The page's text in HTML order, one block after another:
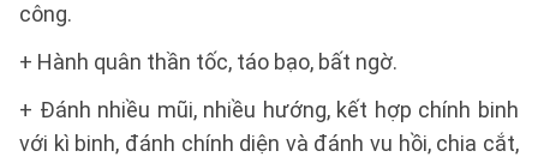
công.
+ Hành quân thần tốc, táo bạo, bất ngờ.
+ Đánh nhiều mũi, nhiều hướng, kết hợp chính binh
với kì binh, đánh chính diện và đánh vu hồi, chia cắt,